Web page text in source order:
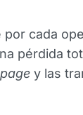
cada
pérdida
y las